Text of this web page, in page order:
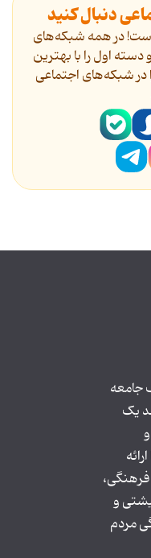
دنبال کنید
است! در همه شبکه‌های
اول را با بهترین
در شبکه‌های اجتماعی
جامعه
یک
و
مردم